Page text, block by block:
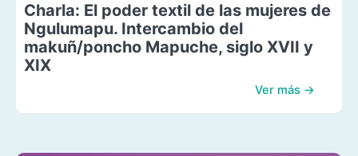
Charla: El poder textil de las mujeres de
Ngulumapu. Intercambio del
makuñ/poncho Mapuche, siglo XVII y
XIX
Ver más →